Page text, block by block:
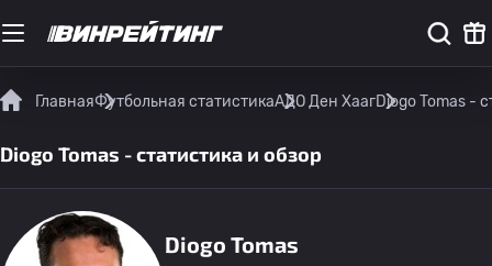
ГлавнаяФутбольная статистикаАДО Ден ХаагDiogo Tomas -
Diogo Tomas - статистика и обзор
Diogo Tomas